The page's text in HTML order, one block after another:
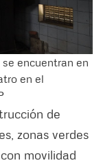
encuentran en
en el
de
zonas verdes
movilidad